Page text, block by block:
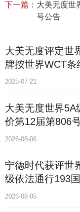
下一篇： 大美无度世
号公告
大美无度评定世
牌按世界WCT
个国家
2025-07-21
大美无度世界5A
价第12届第806
2026-08-06
宁德时代获评世
级依法通行193国
2026-08-05